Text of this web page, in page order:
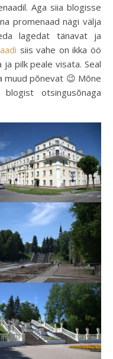
Aga siia blogisse
promenaad nägi välja
lagedat tänavat ja
siis vahe on ikka öö
ja pilk peale visata. Seal
muud põnevat 😉 Mõne
otsingusõnaga